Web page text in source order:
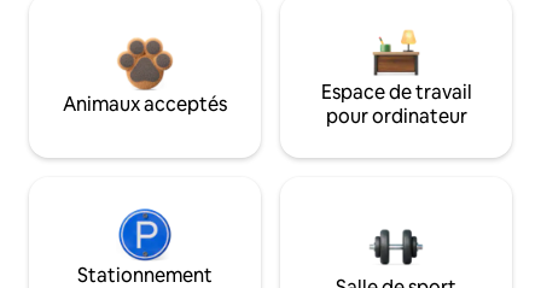
Animaux acceptés
Espace de travail
pour ordinateur
Stationnement